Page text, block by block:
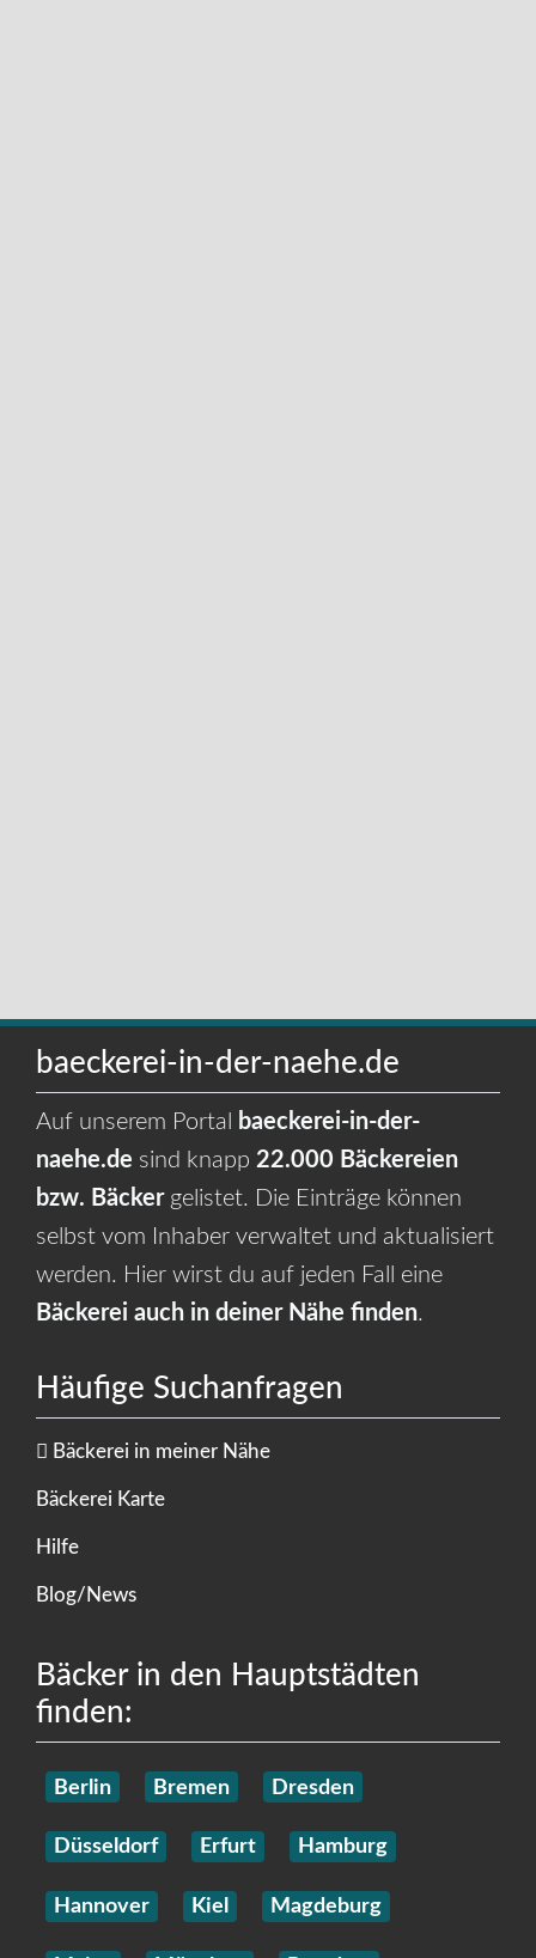
baeckerei-in-der-naehe.de
Auf unserem Portal
baeckerei-in-der-
naehe.de sind knapp 22.000 Bäckereien
bzw. Bäckergelistet. Die Einträge können
selbst vom Inhaber verwaltet und aktualisiert
werden. Hier wirst du auf jeden Fall eine
Bäckerei auch in deiner Nähe finden.
Häufige Suchanfragen
Bäckerei in meiner Nähe
Bäckerei Karte
Hilfe
Blog/News
Bäcker in den Hauptstädten
finden:
Berlin Bremen Dresden
Düsseldorf Erfurt Hamburg
Hannover Kiel Magdeburg